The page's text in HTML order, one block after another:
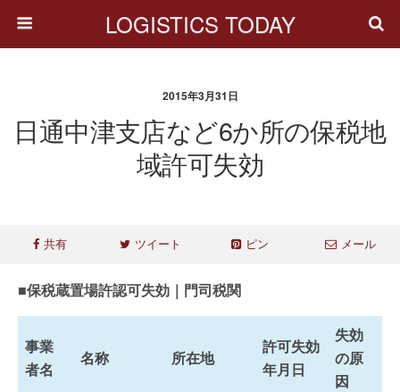
LOGISTICS TODAY
2015年3月31日
日通中津支店など6か所の保税地
域許可失効
共有 ツイート ピン メール
■保税蔵置場許認可失効｜門司税関
事業
者名
名称 所在地
許可失効
年月日
失効
の原
因